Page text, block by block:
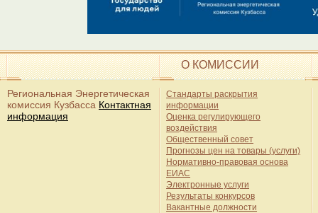
Региональная Энергетическая
комиссия Кузбасса Контактная
информация
О КОМИССИИ
Стандарты раскрытия
информации
Оценка регулирующего
воздействия
Общественный совет
Прогнозы цен на товары (услуги)
Нормативно-правовая основа
ЕИАС
Электронные услуги
Результаты конкурсов
Вакантные должности